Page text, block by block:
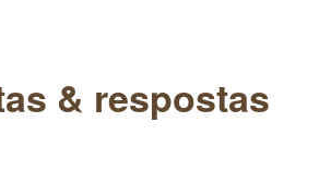
& respostas